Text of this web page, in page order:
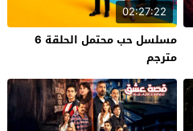
02:27:22
مسلسل حب محتمل الحلقة 6
مترجم